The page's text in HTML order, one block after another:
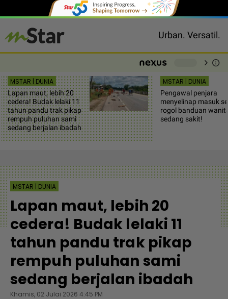
Urban. Versatil.
chevron_right info
MSTAR | DUNIA
Lapan maut, lebih 20
cedera! Budak lelaki 11
tahun pandu trak pikap
rempuh puluhan sami
sedang berjalan ibadah
MSTAR | DUNIA
Pengawal penjara
menyelinap masuk
rogol banduan
sedang sakit!
MSTAR | DUNIA
Lapan maut, lebih 20
cedera! Budak lelaki 11
tahun pandu trak pikap
rempuh puluhan sami
sedang berjalan ibadah
Khamis, 02 Julai 2026 4:45 PM